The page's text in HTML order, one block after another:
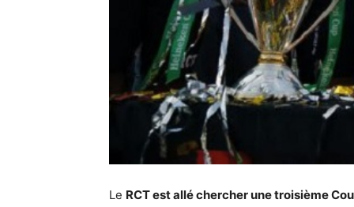
Le RCT est allé chercher une troisième